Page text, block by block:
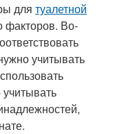
для туалетной
факторов. Во-
учитывать